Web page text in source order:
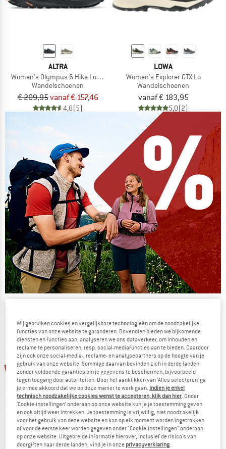
ALTRA
Women's Olympus 6 Hike Low GTX
Wandelschoenen
€ 209,95vanaf € 157,46
4,6(5)
LOWA
Women's Explorer GTX Lo
Wandelschoenen
vanaf € 183,95
5,0(2)
NU TOT MAAR LIEFST -50%
NAAR DE SALE
tot -28%
SALEWA SCARPA
Wij gebruiken cookies en vergelijkbare technologieën om de noodzakelijke
functies van onze website te garanderen. Bovendien bieden we bijkomende
diensten en functies aan, analyseren we ons dataverkeer, om inhouden en
reclame te personaliseren, resp. social-mediafuncties aan te bieden. Daardoor
zijn ook onze social-media-, reclame- en analysepartners op de hoogte van je
gebruik van onze website. Sommige daarvan bevinden zich in derde landen
zonder voldoende garanties om je gegevens te beschermen, bijvoorbeeld
tegen toegang door autoriteiten. Door het aanklikken van ‘Alles selecteren’ ga
je ermee akkoord dat we op deze manier te werk gaan. Indien je enkel
technisch noodzakelijke cookies wenst te accepteren, klik dan hier . Onder
‘Cookie-instellingen’ onderaan op onze website kun je je toestemming geven
en ook altijd weer intrekken. Je toestemming is vrijwillig, niet noodzakelijk
voor het gebruik van deze website en kan op elk moment worden ingetrokken
of voor de eerste keer worden gegeven onder "Cookie-instellingen" onderaan
op onze website. Uitgebreide informatie hierover, inclusief de risico's van
doorgiften naar derde landen, vind je in onze privacyverklaring